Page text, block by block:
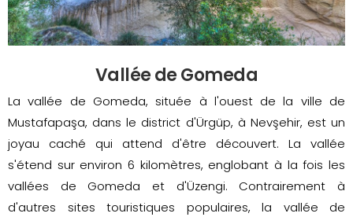
Vallée de Gomeda
La vallée de Gomeda, située à l'ouest de la ville de
Mustafapaşa, dans le district d'Ürgüp, à Nevşehir, est un
joyau caché qui attend d'être découvert. La vallée
s'étend sur environ 6 kilomètres, englobant à la fois les
vallées de Gomeda et d'Üzengi. Contrairement à
d'autres sites touristiques populaires, la vallée de